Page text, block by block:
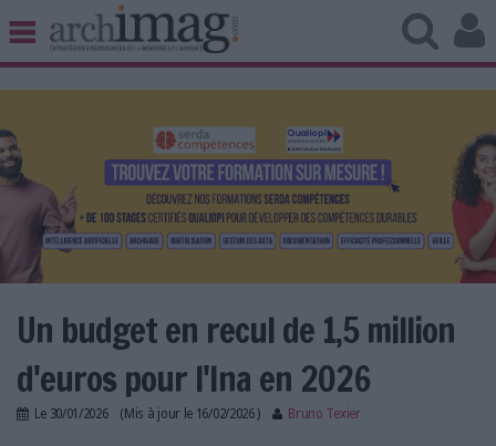
BIBLIOTHÈQUE ÉDITION
UNIVERS DATA
TRAVAIL COLLABORATIF
VIE NUMÉRIQUE
NUMÉRIQUE RESPONSABLE
LES DOSSIERS
Un budget en recul de 1,5 million
d'euros pour l'Ina en 2026
Le 30/01/2026 (Mis à jour le 16/02/2026) Bruno Texier